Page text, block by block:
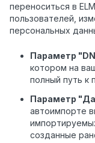
переноситься в
пользователей,
персональных
Параметр
котором на
полный путь к
Параметр
автоимпорте
созданные